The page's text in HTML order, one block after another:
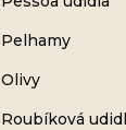
Pelhamy
Olivy
Roubíková